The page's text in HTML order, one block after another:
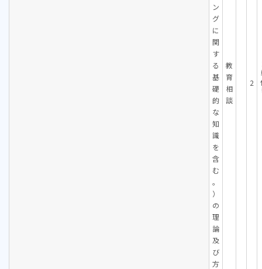
ン
グ
に
関
す
る
基
礎
的
な
知
識
を
含
む
。
）
の
理
論
及
び
方
教
育
相
談
2